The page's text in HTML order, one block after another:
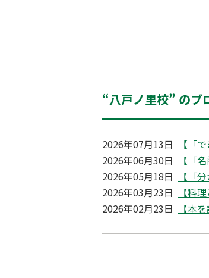
“八戸ノ里校” のブ
2026年07月13日
【「
2026年06月30日
【「
2026年05月18日
【「
2026年03月23日
【料
2026年02月23日
【本